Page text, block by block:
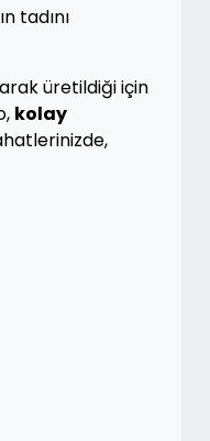
tadını
üretildiği için
kolay